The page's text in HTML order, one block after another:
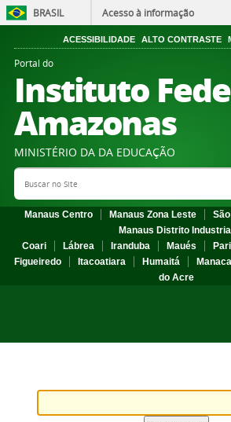
BRASIL Acesso à informação
ACESSIBILIDADE ALTO CONTRASTE
Portal do
Instituto
Amazonas
MINISTÉRIO DA DA EDUCAÇÃO
Search Site
Manaus Centro Manaus Zona Leste
Manaus Distrito Industrial
Coari
Lábrea Iranduba Maués
Figueiredo
Itacoatiara Humaitá
do Acre